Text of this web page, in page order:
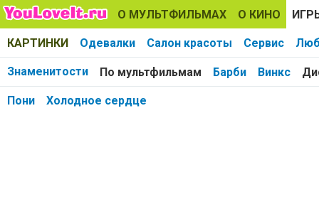
О МУЛЬТФИЛЬМАХ О КИНО
КАРТИНКИ Одевалки Салон красоты Сервис
Знаменитости По мультфильмам Барби Винкс
Пони Холодное сердце